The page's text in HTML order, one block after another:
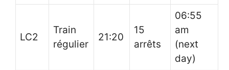
LC2
Train
régulier
21:20
15
arrêts
06:55
am
(next
day)